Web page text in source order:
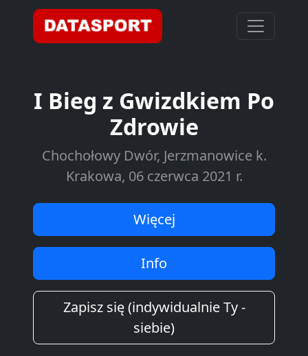
I Bieg z Gwizdkiem Po
Zdrowie
Chochołowy Dwór, Jerzmanowice k.
Krakowa, 06 czerwca 2021 r.
Więcej
Info
Zapisz się (indywidualnie Ty -
siebie)